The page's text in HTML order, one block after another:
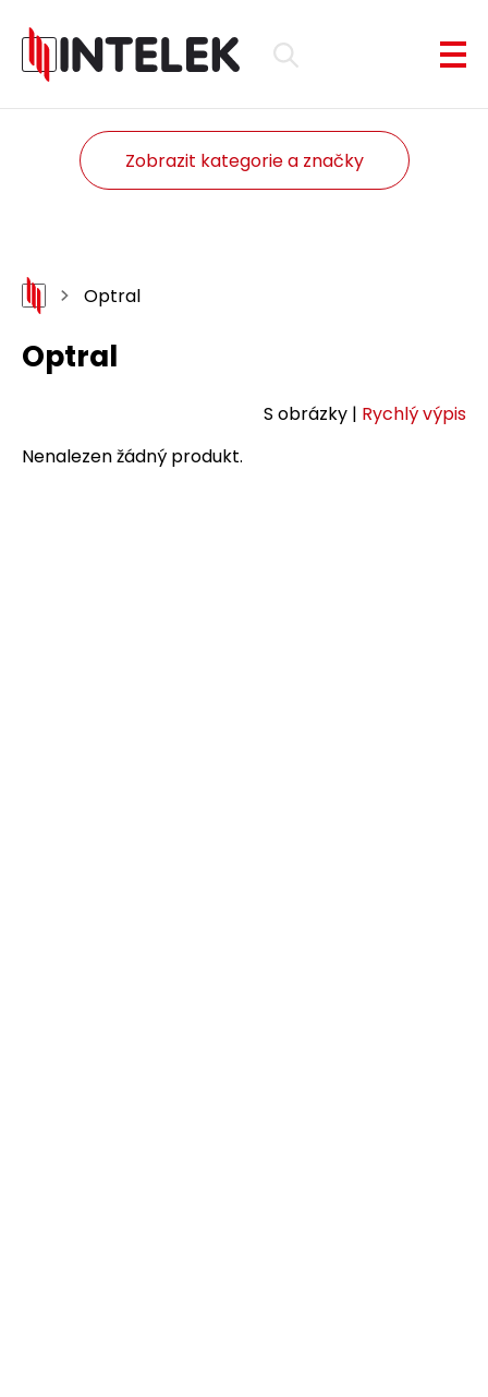
Zobrazit kategorie a značky
Optral
Optral
S obrázky | Rychlý výpis
Nenalezen žádný produkt.